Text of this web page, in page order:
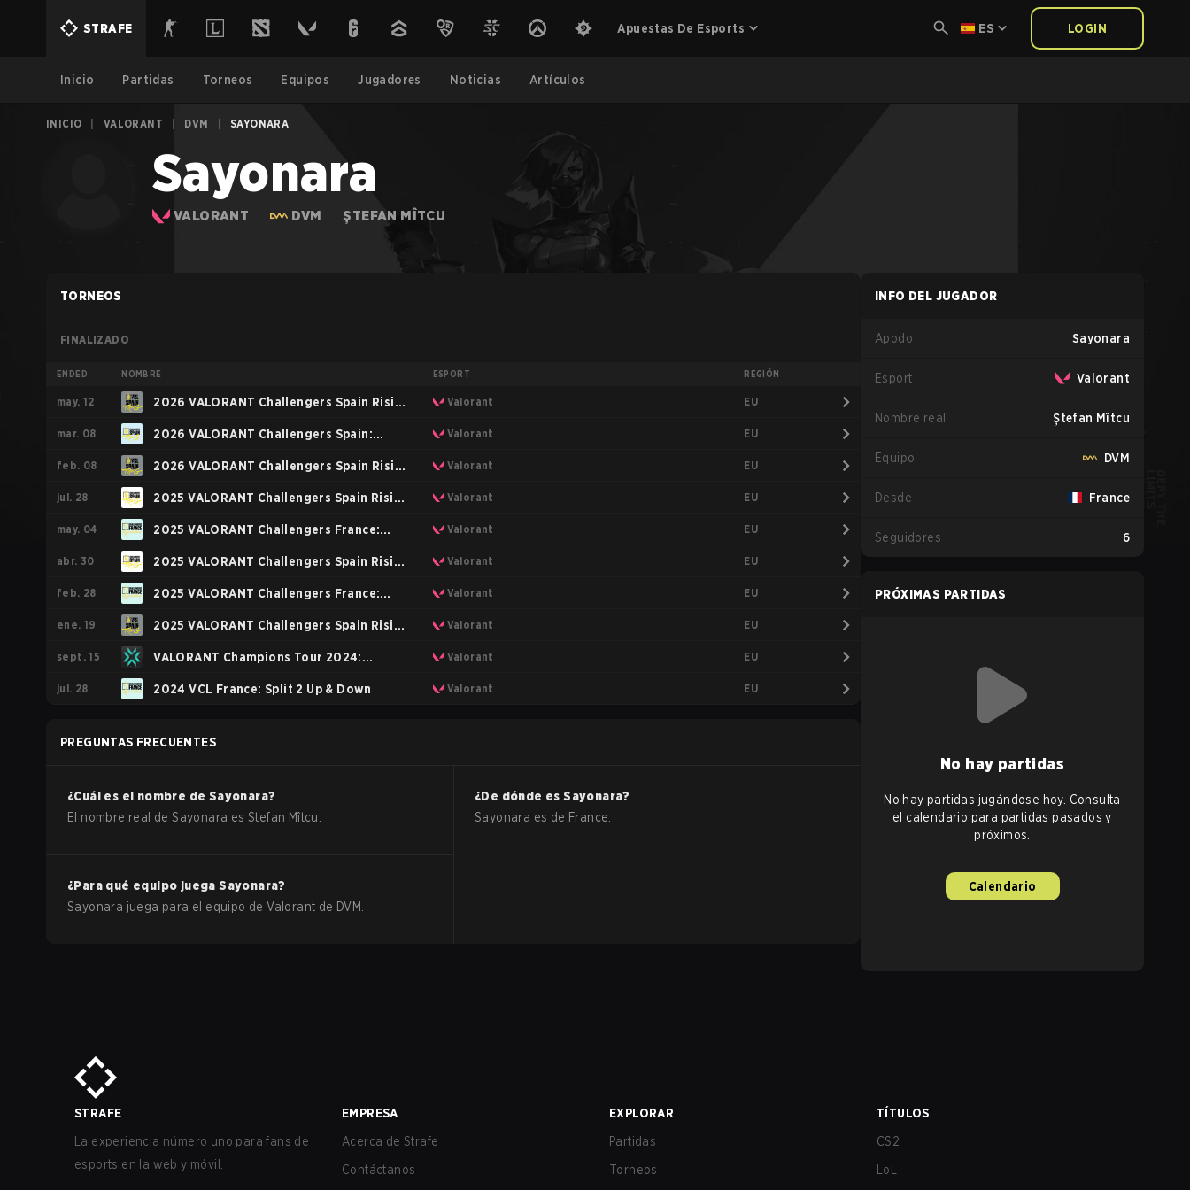
STRAFE Apuestas De Esports ES LOGIN
Inicio Partidas Torneos Equipos Jugadores Noticias Artículos
INICIO VALORANT DVM SAYONARA
Sayonara
VALORANT DVM ȘTEFAN MÎTCU
TORNEOS
FINALIZADO
ENDED NOMBRE ESPORT REGIÓN
may. 12 2026 VALORANT Challengers Spain Rising
Stage 3
Valorant EU
mar. 08 2026 VALORANT Challengers Spain:
Rising Stage 2
Valorant EU
feb. 08 2026 VALORANT Challengers Spain Rising
Stage 1
Valorant EU
jul. 28 2025 VALORANT Challengers Spain Rising
Stage 3
Valorant EU
may. 04 2025 VALORANT Challengers France:
Revolution Stage 2
Valorant EU
abr. 30 2025 VALORANT Challengers Spain Rising
Stage 2
Valorant EU
feb. 28 2025 VALORANT Challengers France:
Revolution Stage 1
Valorant EU
ene. 19 2025 VALORANT Challengers Spain Rising
Stage 1
Valorant EU
sept. 15 VALORANT Champions Tour 2024:
Ascension EMEA
Valorant EU
jul. 28 2024 VCL France: Split 2 Up & Down Valorant EU
PREGUNTAS FRECUENTES
¿Cuál es el nombre de Sayonara?
El nombre real deSayonara esȘtefan Mîtcu
¿De dónde esSayonara?
Sayonara es de France
¿Para qué equipo juegaSayonara?
Sayonara juega para el equipo deValorant de DVM
INFO DEL JUGADOR
Apodo Sayonara
Esport Valorant
Nombre real Ștefan Mîtcu
Equipo DVM
Desde France
Seguidores 6
PRÓXIMAS PARTIDAS
No hay partidas
No hay partidas jugándose hoy. Consulta
el calendario para partidas pasados y
próximos.
Calendario
STRAFE
La experiencia número uno para fans de
esports en la web y móvil.
EMPRESA
Acerca de Strafe
Contáctanos
EXPLORAR
Partidas
Torneos
TÍTULOS
CS2
LoL